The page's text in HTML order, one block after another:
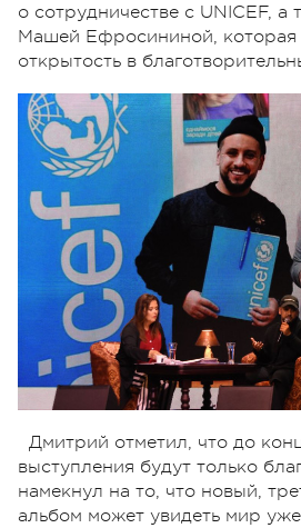
о сотрудничестве с UNICEF,
Машей Ефросининой, которая
открытость в
Дмитрий отметил, что до
выступления будут только
намекнул на то, что новый,
альбом может увидеть мир